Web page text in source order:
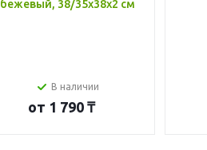
бежевый, 38/35x38x2 см
В наличии
от 1 790 ₸